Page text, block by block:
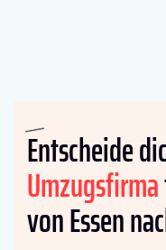
Entscheide
Umzugsfirma
von Essen